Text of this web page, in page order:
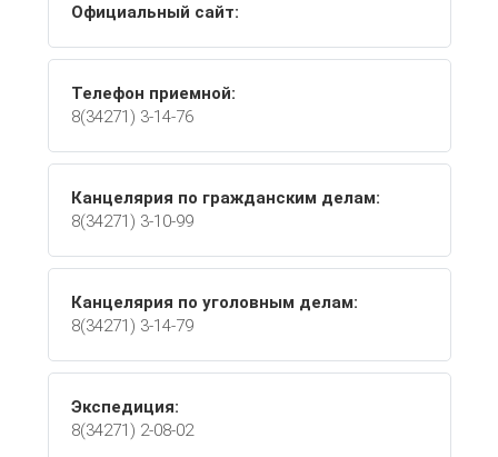
Официальный сайт:
Телефон приемной:
8(34271) 3-14-76
Канцелярия по гражданским делам:
8(34271) 3-10-99
Канцелярия по уголовным делам:
8(34271) 3-14-79
Экспедиция:
8(34271) 2-08-02